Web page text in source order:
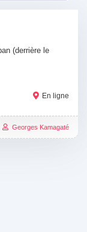
(derrière le
En ligne
Georges Kamagaté